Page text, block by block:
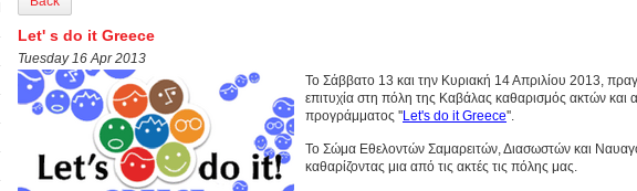
Let' s do it Greece
Tuesday 16 Apr 2013
Το Σάββατο 13 και την Κυριακή 14 Απριλίου 2013,
επιτυχία στη πόλη της Καβάλας καθαρισμός ακτών και
προγράμματος ''Let's do it Greece''.
Το Σώμα Εθελοντών Σαμαρειτών, Διασωστών και
καθαρίζοντας μια από τις ακτές τις πόλης μας.